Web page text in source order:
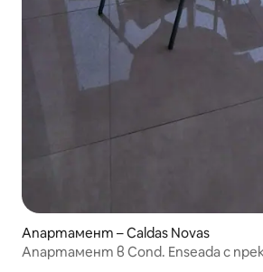
Апартамент – Caldas Novas
Апартамент в Cond. Enseada с